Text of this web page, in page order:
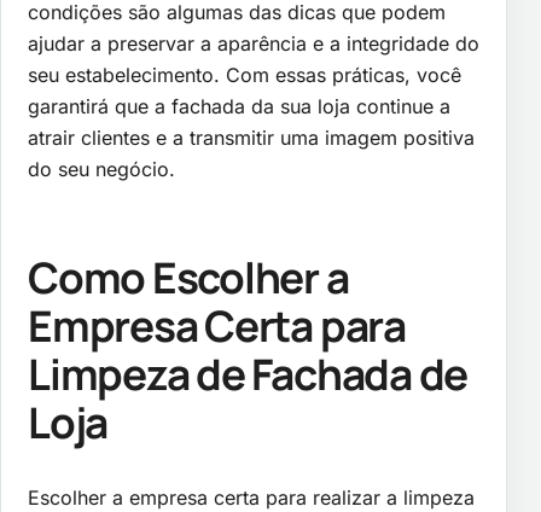
condições são algumas das dicas que podem
ajudar a preservar a aparência e a integridade do
seu estabelecimento. Com essas práticas, você
garantirá que a fachada da sua loja continue a
atrair clientes e a transmitir uma imagem positiva
do seu negócio.
Como Escolher a
Empresa Certa para
Limpeza de Fachada de
Loja
Escolher a empresa certa para realizar a limpeza